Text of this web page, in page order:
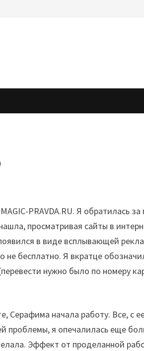
PRAVDA.RU. Я обратилась
просматривая сайты в
в виде всплывающей
бесплатно. Я вкратце
нужно было по номеру
Серафима начала работу. Все, с
проблемы, я опечалилась еще
Эффект от проделанной